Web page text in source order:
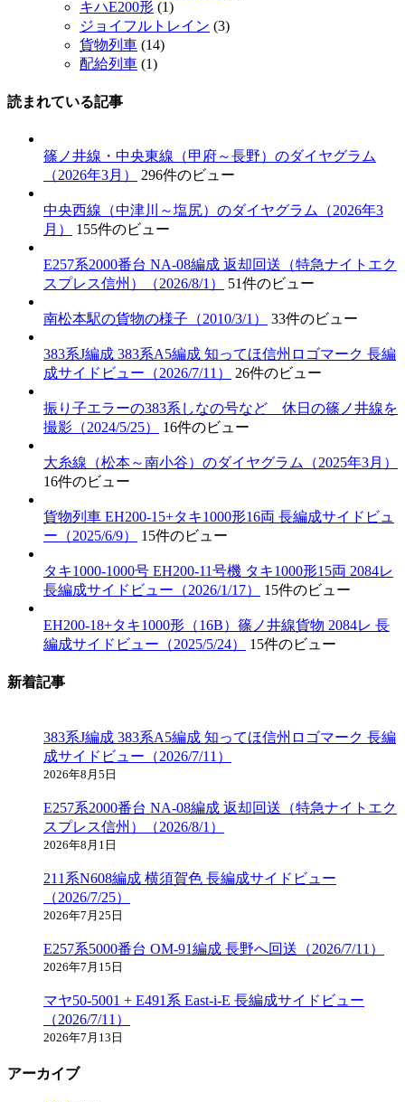
キハE200形 (1)
ジョイフルトレイン (3)
貨物列車 (14)
配給列車 (1)
読まれている記事
篠ノ井線・中央東線（甲府～長野）のダイヤグラム
（2026年3月）
296件のビュー
中央西線（中津川～塩尻）のダイヤグラム（2026年3
月）
155件のビュー
E257系2000番台 NA-08編成 返却回送（特急ナイトエク
スプレス信州）（2026/8/1）
51件のビュー
南松本駅の貨物の様子（2010/3/1） 33件のビュー
383系J編成 383系A5編成 知ってほ信州ロゴマーク 長編
成サイドビュー（2026/7/11）
26件のビュー
振り子エラーの383系しなの号など 休日の篠ノ井線を
撮影（2024/5/25）
16件のビュー
大糸線（松本～南小谷）のダイヤグラム（2025年3月）
16件のビュー
貨物列車 EH200-15+タキ1000形16両 長編成サイドビュ
ー（2025/6/9）
15件のビュー
タキ1000-1000号 EH200-11号機 タキ1000形15両 2084レ
長編成サイドビュー（2026/1/17）
15件のビュー
EH200-18+タキ1000形（16B）篠ノ井線貨物 2084レ 長
編成サイドビュー（2025/5/24）
15件のビュー
新着記事
383系J編成 383系A5編成 知ってほ信州ロゴマーク 長編
成サイドビュー（2026/7/11）
2026年8月5日
E257系2000番台 NA-08編成 返却回送（特急ナイトエク
スプレス信州）（2026/8/1）
2026年8月1日
211系N608編成 横須賀色 長編成サイドビュー
（2026/7/25）
2026年7月25日
E257系5000番台 OM-91編成 長野へ回送（2026/7/11）
2026年7月15日
マヤ50-5001 + E491系 East-i-E 長編成サイドビュー
（2026/7/11）
2026年7月13日
アーカイブ